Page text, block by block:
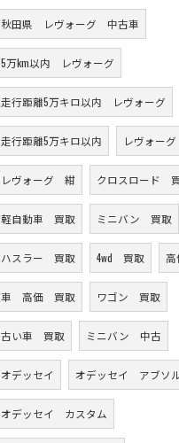
秋田県 レヴォーグ 中古車
5万km以内 レヴォーグ
走行距離5万キロ以内 レヴォーグ
走行距離5万キロ以内 レヴォー
レヴォーグ 紺 クロスロード
軽自動車 買取 ミニバン 買取
ハスラー 買取 4wd 買取
車 高価 買取 ワゴン 買取
古い車 買取 ミニバン 中古
オデッセイ オデッセイ アブソ
オデッセイ カスタム